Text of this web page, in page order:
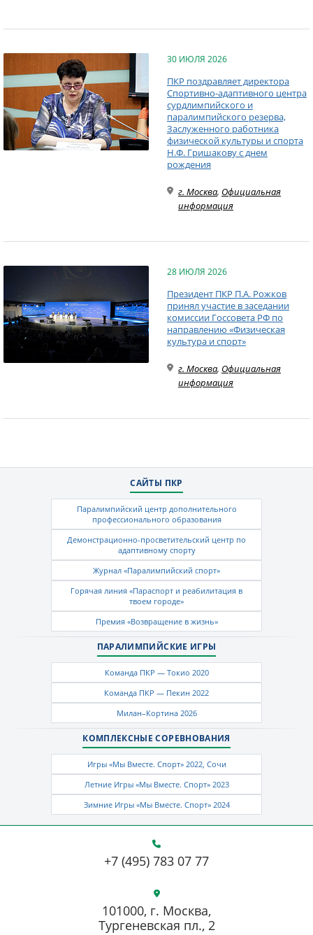
30 ИЮЛЯ 2026
ПКР поздравляет директора
Спортивно-адаптивного центра
сурдлимпийского и
паралимпийского резерва,
Заслуженного работника
физической культуры и спорта
Н.Ф. Гришакову с днем
рождения
г. Москва, Официальная
информация
28 ИЮЛЯ 2026
Президент ПКР П.А. Рожков
принял участие в заседании
комиссии Госсовета РФ по
направлению «Физическая
культура и спорт»
г. Москва, Официальная
информация
САЙТЫ ПКР
Паралимпийский центр дополнительного
профессионального образования
Демонстрационно-просветительский центр по
адаптивному спорту
Журнал «Паралимпийский спорт»
Горячая линия «Параспорт и реабилитация в
твоем городе»
Премия «Возвращение в жизнь»
ПАРАЛИМПИЙСКИЕ ИГРЫ
Команда ПКР — Токио 2020
Команда ПКР — Пекин 2022
Милан–Кортина 2026
КОМПЛЕКСНЫЕ СОРЕВНОВАНИЯ
Игры «Мы Вместе. Спорт» 2022, Сочи
Летние Игры «Мы Вместе. Спорт» 2023
Зимние Игры «Мы Вместе. Спорт» 2024
+7 (495) 783 07 77
101000, г. Москва,
Тургеневская пл., 2